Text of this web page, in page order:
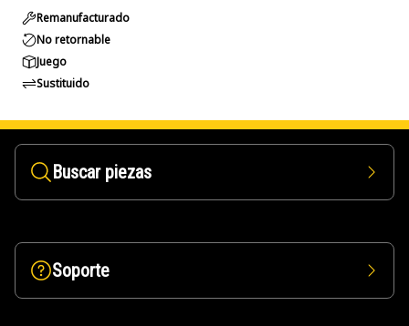
Remanufacturado
No retornable
Juego
Sustituido
Buscar piezas
Soporte